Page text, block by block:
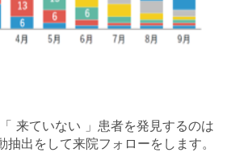
来ていない 」患者を発見するのは
出をして来院フォローをします。